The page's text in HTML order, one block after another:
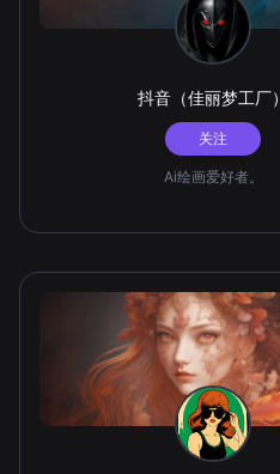
抖音（佳丽梦工厂）
关注
Ai绘画爱好者。